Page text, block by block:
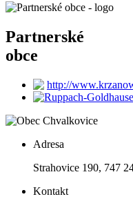
Partnerské
obce
http://
Adresa
Strahovice 190, 747
Kontakt